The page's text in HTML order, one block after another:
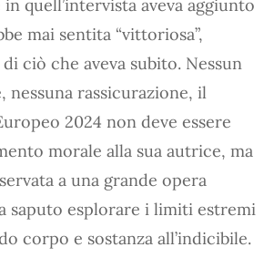
in quell’intervista aveva aggiunto
mai sentita “vittoriosa”,
ciò che aveva subito. Nessun
nessuna rassicurazione, il
2024 non deve essere
morale alla sua autrice, ma
a una grande opera
saputo esplorare i limiti estremi
corpo e sostanza all’indicibile.